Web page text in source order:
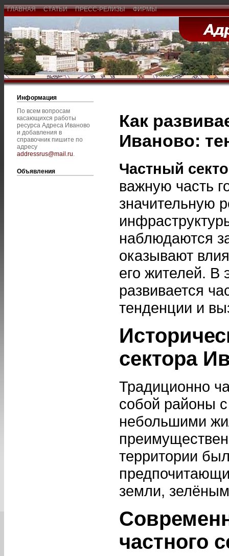
ГЛАВНАЯ СТАТЬИ ПРЕСС-РЕЛИЗЫ ФИРМЫ
Информация
По всем вопросам
касающихся работы
ресурса Адреса Иваново
и добавления в
справочник пишите по
адресу
addressrus@mail.ru.
Объявления
Как
Иваново:
Частный
важную часть
значительную
наблюдаются
оказывают
его жителей. В
развивается
тенденции и
сектора
Традиционно
собой районы
небольшими
территории
земли,
частного